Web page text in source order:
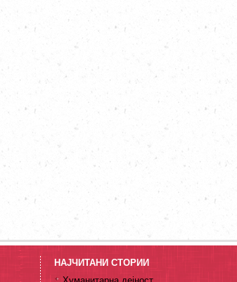
НАЈЧИТАНИ СТОРИИ